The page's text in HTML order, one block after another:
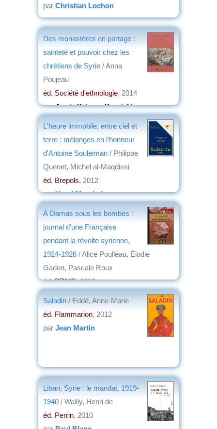
par Christian Lochon
Des monastères en partage :
sainteté et pouvoir chez les
chrétiens de Syrie / Anna
Poujeau
éd. Société d'ethnologie, 2014
parAnnie Krieger-Krynicki
L'heure immobile, entre ciel et
terre : mélanges en l'honneur
d'Antoine Souleiman / Philippe
Quenet, Michel al-Maqdissi
éd. Brepols, 2012
parHenri Marchal
À Damas sous les bombes :
journal d'une Française
pendant la révolte syrienne,
1924-1926 / Alice Poulleau, Élodie
Gaden, Pascale Roux
éd. PRNG, 2012
Saladin / Eddé, Anne-Marie
éd. Flammarion, 2012
par Jean Martin
Liban, Syrie : le mandat, 1919-
1940 / Wailly, Henri de
éd. Perrin, 2010